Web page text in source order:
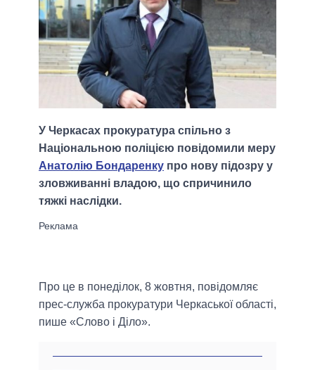
У Черкасах прокуратура спільно з
Національною поліцією повідомили меру
Анатолію Бондаренку про нову підозру у
зловживанні владою, що спричинило
тяжкі наслідки.
Про це в понеділок, 8 жовтня, повідомляє
прес-служба прокуратури Черкаської області,
пише «Слово і Діло».